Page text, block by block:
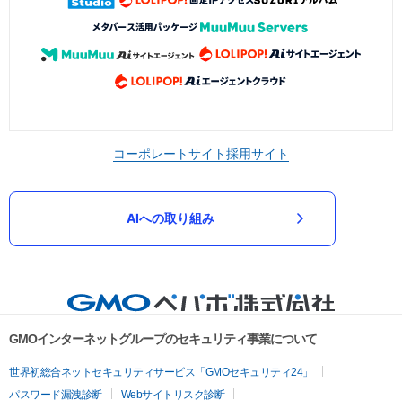
コーポレートサイト採用サイト
AIへの取り組み
GMOインターネットグループのセキュリティ事業について
世界初総合ネットセキュリティサービス「GMOセキュリティ24」
パスワード漏洩診断
Webサイトリスク診断